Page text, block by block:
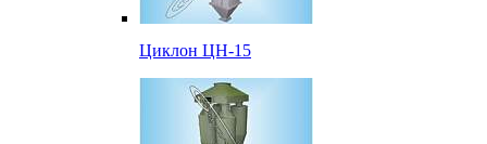
Циклон ЦН-15